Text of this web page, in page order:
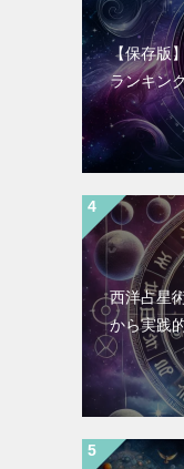
【保存版
ランキン
西洋占星
から実践